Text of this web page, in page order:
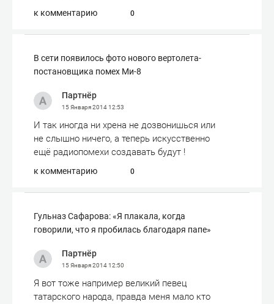
к комментарию 0
В сети появилось фото нового вертолета-
постановщика помех Ми-8
Партнёр
15 Января 201412:53
И так иногда ни хрена не дозвонишься или
не слышно ничего, а теперь искусственно
ещё радиопомехи создавать будут !
к комментарию 0
Гульназ Сафарова: «Я плакала, когда
говорили, что я пробилась благодаря папе»
Партнёр
15 Января 201412:50
Я вот тоже например великий певец
татарского народа, правда меня мало кто